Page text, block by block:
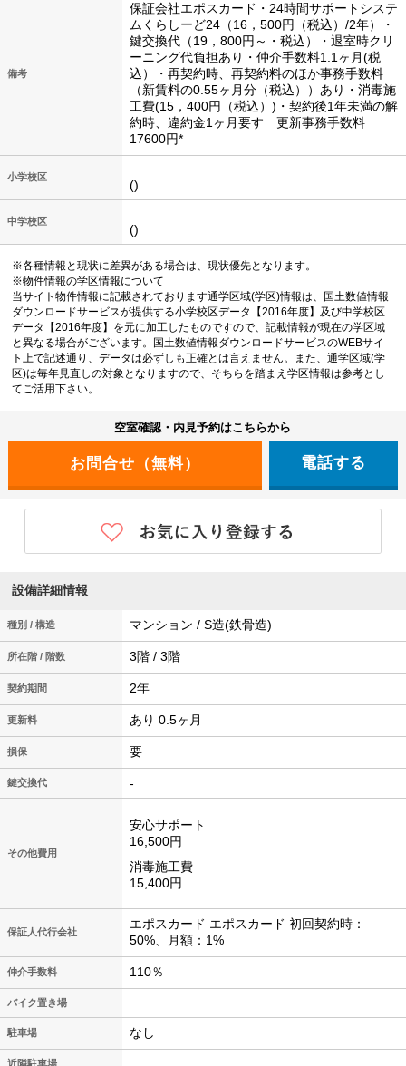
備考
保証会社エポスカード・24時間サポートシステ
ムくらしーど24（16，500円（税込）/2年）・
鍵交換代（19，800円～・税込）・退室時クリ
ーニング代負担あり・仲介手数料1.1ヶ月(税
込）・再契約時、再契約料のほか事務手数料
（新賃料の0.55ヶ月分（税込））あり・消毒施
工費(15，400円（税込）)・契約後1年未満の解
約時、違約金1ヶ月要す 更新事務手数料
17600円*
小学校区
()
中学校区
()
※各種情報と現状に差異がある場合は、現状優先となります。
※物件情報の学区情報について
当サイト物件情報に記載されております通学区域(学区)情報は、国土数値情報
ダウンロードサービスが提供する小学校区データ【2016年度】及び中学校区
データ【2016年度】を元に加工したものですので、記載情報が現在の学区域
と異なる場合がございます。国土数値情報ダウンロードサービスのWEBサイ
ト上で記述通り、データは必ずしも正確とは言えません。また、通学区域(学
区)は毎年見直しの対象となりますので、そちらを踏まえ学区情報は参考とし
てご活用下さい。
空室確認・内見予約はこちらから
電話する
設備詳細情報
種別 / 構造 マンション / S造(鉄骨造)
所在階 / 階数 3階 / 3階
契約期間 2年
更新料 あり 0.5ヶ月
損保 要
鍵交換代 -
その他費用
安心サポート
16,500円
消毒施工費
15,400円
保証人代行会社
エポスカード エポスカード 初回契約時：
50%、月額：1%
仲介手数料 110％
バイク置き場
駐車場 なし
近隣駐車場